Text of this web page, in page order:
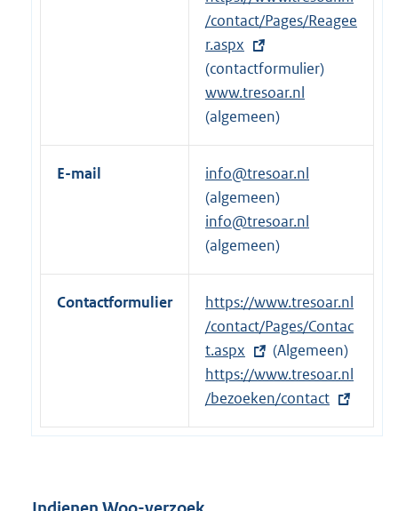
e
r
n
e
l
i
n
k
:
x
t
e
r
n
e
l
i
n
k
/contact/Pages/Reagee
r.aspx
(contactformulier)
www.tresoar.nl
(algemeen)
E-mail
info@tresoar.nl
(algemeen)
info@tresoar.nl
(algemeen)
Contactformulier
E
x
t
e
r
n
https://www.tresoar.nl
/contact/Pages/Contac
t.aspx
(Algemeen)
E
x
t
https://www.tresoar.nl
/bezoeken/contact